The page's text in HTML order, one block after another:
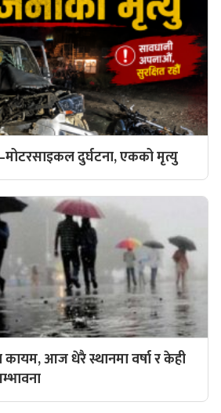
दुर्घटना, एकको मृत्यु
आज धेरै स्थानमा वर्षा र केही